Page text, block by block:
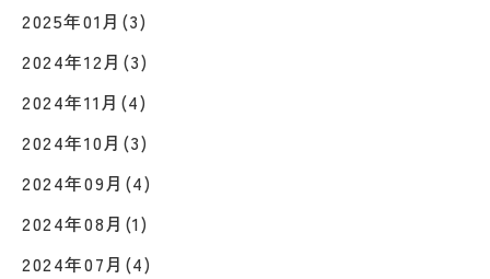
2025年01月(3)
2024年12月(3)
2024年11月(4)
2024年10月(3)
2024年09月(4)
2024年08月(1)
2024年07月(4)